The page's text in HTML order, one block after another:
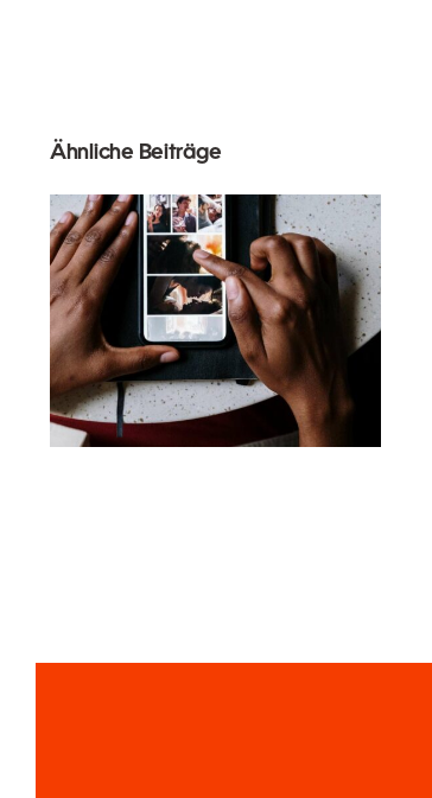
Ähnliche Beiträge
Die besten Apps zur
Animation von Fotos
für ansprechende
Facebook-Beiträge